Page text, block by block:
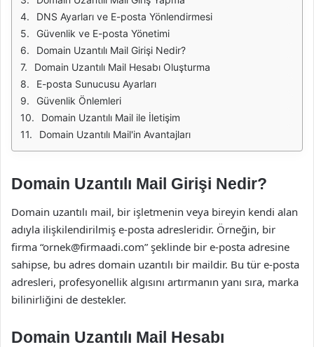
DNS Ayarları ve E-posta Yönlendirmesi
Güvenlik ve E-posta Yönetimi
Domain Uzantılı Mail Girişi Nedir?
Domain Uzantılı Mail Hesabı Oluşturma
E-posta Sunucusu Ayarları
Güvenlik Önlemleri
Domain Uzantılı Mail ile İletişim
Domain Uzantılı Mail'in Avantajları
Domain Uzantılı Mail Girişi Nedir?
Domain uzantılı mail, bir işletmenin veya bireyin kendi alan
adıyla ilişkilendirilmiş e-posta adresleridir. Örneğin, bir
firma “ornek@firmaadi.com” şeklinde bir e-posta adresine
sahipse, bu adres domain uzantılı bir maildir. Bu tür e-posta
adresleri, profesyonellik algısını artırmanın yanı sıra, marka
bilinirliğini de destekler.
Domain Uzantılı Mail Hesabı